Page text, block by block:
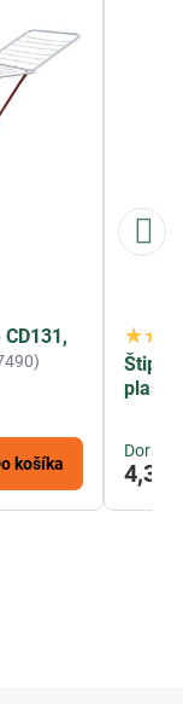
košíka
Štipce
4,35